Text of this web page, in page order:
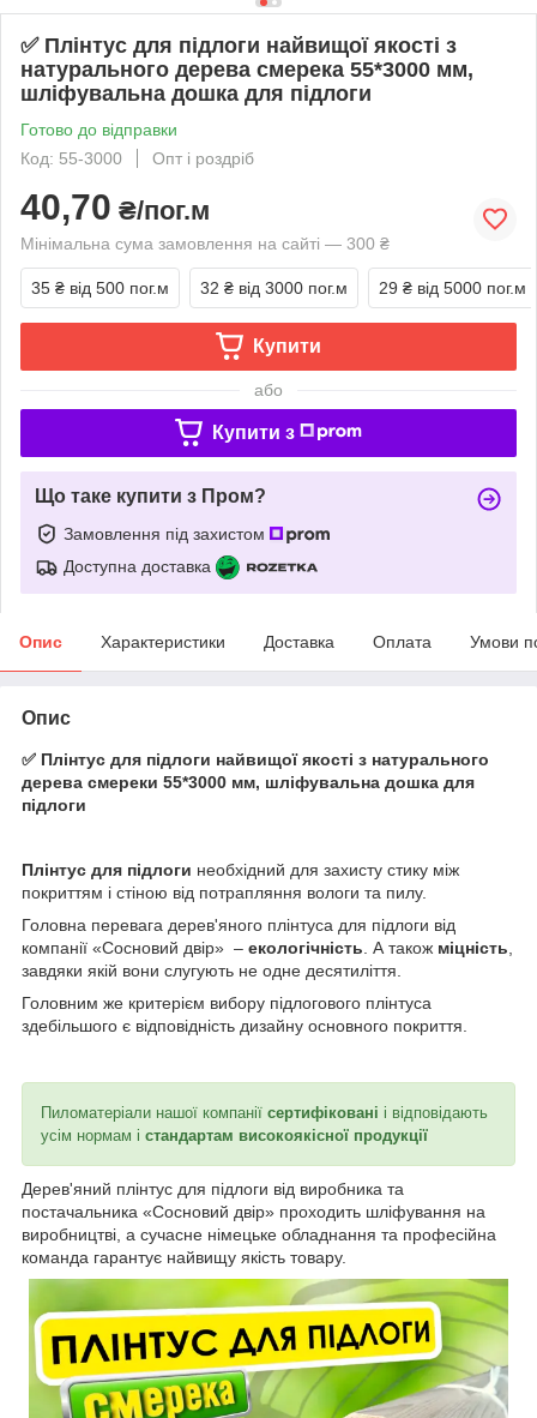
✅ Плінтус для підлоги найвищої якості з
натурального дерева смерека 55*3000 мм,
шліфувальна дошка для підлоги
Готово до відправки
Код: 55-3000
Опт і роздріб
40,70 ₴/пог.м
Мінімальна сума замовлення на сайті — 300 ₴
35 ₴ від 500 пог.м 32 ₴ від 3000 пог.м 29 ₴ від 5000 пог.м
Купити
або
Купити з
Що таке купити з Пром?
Замовлення під захистом
Доступна доставка
Опис Характеристики Доставка Оплата Умови
Опис
✅ Плінтус для підлоги найвищої якості з натурального
дерева смереки 55*3000 мм, шліфувальна дошка для
підлоги
Плінтус для підлоги необхідний для захисту стику між
покриттям і стіною від потрапляння вологи та пилу.
Головна перевага дерев'яного плінтуса для підлоги від
компанії «Сосновий двір» – екологічність . А також міцність
завдяки якій вони слугують не одне десятиліття.
Головним же критерієм вибору підлогового плінтуса
здебільшого є відповідність дизайну основного покриття.
Пиломатеріали нашої компанії сертифіковані і відповідають
усім нормам і стандартам високоякісної продукції
Дерев'яний плінтус для підлоги від виробника та
постачальника «Сосновий двір» проходить шліфування на
виробництві, а сучасне німецьке обладнання та професійна
команда гарантує найвищу якість товару.